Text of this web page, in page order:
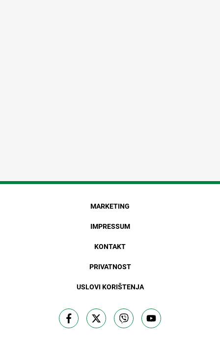
MARKETING
IMPRESSUM
KONTAKT
PRIVATNOST
USLOVI KORIŠTENJA